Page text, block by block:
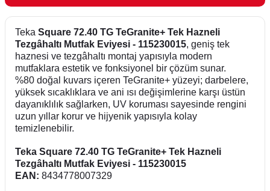
Teka Square 72.40 TG TeGranite+ Tek Hazneli
Tezgâhaltı Mutfak Eviyesi - 115230015, geniş tek
haznesi ve tezgâhaltı montaj yapısıyla modern
mutfaklara estetik ve fonksiyonel bir çözüm sunar.
%80 doğal kuvars içeren TeGranite+ yüzeyi; darbelere,
yüksek sıcaklıklara ve ani ısı değişimlerine karşı üstün
dayanıklılık sağlarken, UV koruması sayesinde rengini
uzun yıllar korur ve hijyenik yapısıyla kolay
temizlenebilir.
Teka Square 72.40 TG TeGranite+ Tek Hazneli
Tezgâhaltı Mutfak Eviyesi - 115230015
EAN: 8434778007329